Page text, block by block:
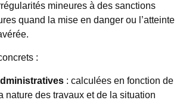
mineures à des sanctions
quand la mise en danger ou l’atteinte
:
: calculées en fonction de
nature des travaux et de la situation